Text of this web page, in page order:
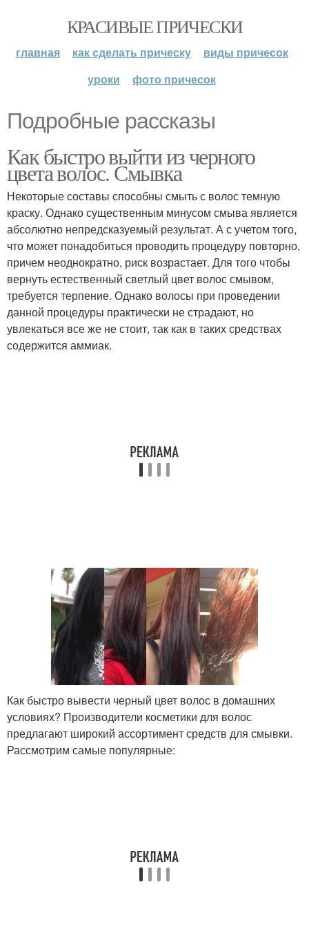
КРАСИВЫЕ ПРИЧЕСКИ
главная как сделать прическу
виды причесок
уроки
фото причесок
Подробные рассказы
Как быстро выйти из черного
цвета волос. Смывка
Некоторые составы способны смыть с волос темную
краску. Однако существенным минусом смыва является
абсолютно непредсказуемый результат. А с учетом того,
что может понадобиться проводить процедуру повторно,
причем неоднократно, риск возрастает. Для того чтобы
вернуть естественный светлый цвет волос смывом,
требуется терпение. Однако волосы при проведении
данной процедуры практически не страдают, но
увлекаться все же не стоит, так как в таких средствах
содержится аммиак.
Как быстро вывести черный цвет волос в домашних
условиях? Производители косметики для волос
предлагают широкий ассортимент средств для смывки.
Рассмотрим самые популярные: